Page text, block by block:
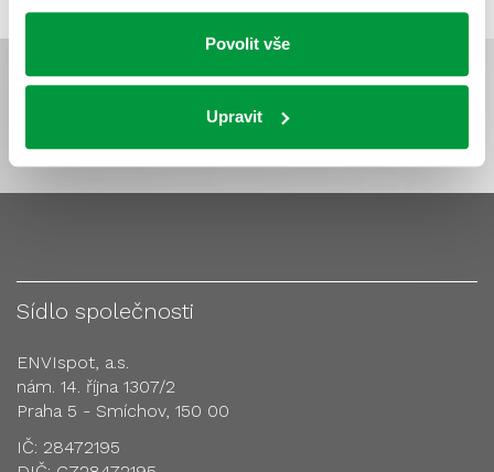
Povolit vše
Upravit
Sídlo společnosti
ENVIspot, a.s.
nám. 14. října 1307/2
Praha 5 - Smíchov, 150 00
IČ: 28472195